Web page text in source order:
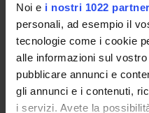
Noi e i nostri 1022 partner
personali, ad esempio il
tecnologie come i cookie
alle informazioni sul
pubblicare annunci e
gli annunci e i contenuti,
i servizi. Avete la
Biological Chemistry
PUBLICATIONS
TITLE
Biochemical and